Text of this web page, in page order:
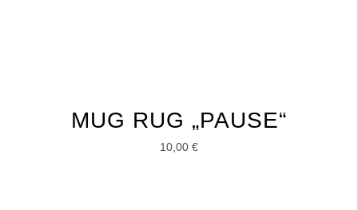
MUG RUG „PAUSE“
10,00 €